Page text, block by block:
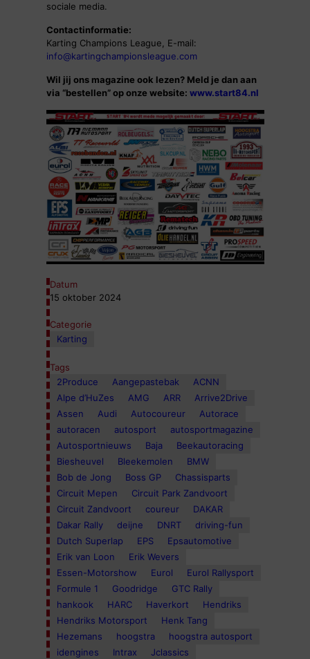
sociale media.
Contactinformatie:
Karting Champions League, E-mail:
info@kartingchampionsleague.com
Wil jij ons magazine ook lezen? Meld je dan aan
via “bestellen” op onze website: www.start84.nl
Datum
15 oktober 2024
Categorie
Karting
Tags
2Produce
Aangepastebak
ACNN
Alpe d’HuZes
AMG ARR
Arrive2Drive
Assen
Audi Autocoureur
Autorace
autoracen
autosport
autosportmagazine
Autosportnieuws
Baja
Beekautoracing
Biesheuvel
Bleekemolen
BMW
Bob de Jong
Boss GP
Chassisparts
Circuit Mepen
Circuit Park Zandvoort
Circuit Zandvoort
coureur
DAKAR
Dakar Rally
deijne DNRT
driving-fun
Dutch Superlap
EPS
Epsautomotive
Erik van Loon
Erik Wevers
Essen-Motorshow
Eurol
Eurol Rallysport
Formule 1
Goodridge
GTC Rally
hankook
HARC Haverkort
Hendriks
Hendriks Motorsport
Henk Tang
Hezemans
hoogstra
hoogstra autosport
idengines
Intrax
Jclassics